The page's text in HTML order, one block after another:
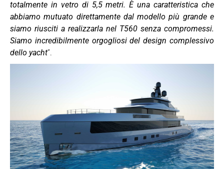
totalmente in vetro di 5,5 metri. È una caratteristica che
abbiamo mutuato direttamente dal modello più grande e
siamo riusciti a realizzarla nel T560 senza compromessi.
Siamo incredibilmente orgogliosi del design complessivo
dello yacht”.